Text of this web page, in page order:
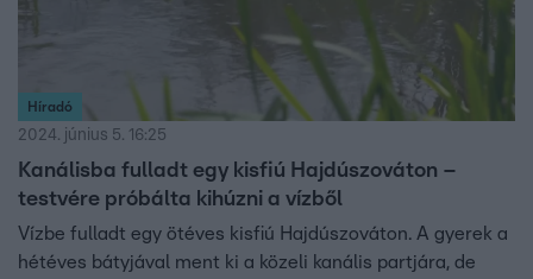
Híradó
2024. június 5. 16:25
Kanálisba fulladt egy kisfiú Hajdúszováton –
testvére próbálta kihúzni a vízből
Vízbe fulladt egy ötéves kisfiú Hajdúszováton. A gyerek a
hétéves bátyjával ment ki a közeli kanális partjára, de